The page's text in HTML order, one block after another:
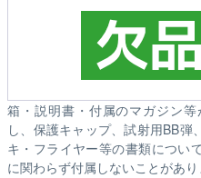
箱・説明書・付属のマガジン
し、保護キャップ、試射用BB
キ・フライヤー等の書類につい
に関わらず付属しないことがあり